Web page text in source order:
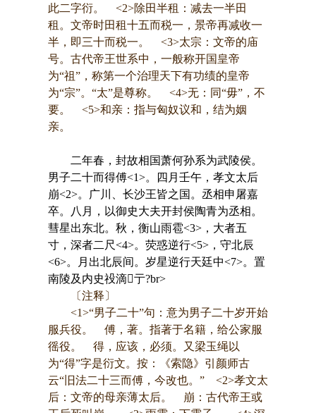
此二字衍。 <2>除田半租：减去一半田
租。文帝时田租十五而税一，景帝再减收一
半，即三十而税一。 <3>太宗：文帝的庙
号。古代帝王世系中，一般称开国皇帝
为“祖”，称第一个治理天下有功绩的皇帝
为“宗”。“太”是尊称。 <4>无：同“毋”，不
要。 <5>和亲：指与匈奴议和，结为姻
亲。
二年春，封故相国萧何孙系为武陵侯。
男子二十而得傅<1>。四月壬午，孝文太后
崩<2>。广川、长沙王皆之国。丞相申屠嘉
卒。八月，以御史大夫开封侯陶青为丞相。
彗星出东北。秋，衡山雨雹<3>，大者五
寸，深者二尺<4>。荧惑逆行<5>，守北辰
<6>。月出北辰间。岁星逆行天廷中<7>。置
南陵及内史祋滴亍?br>
〔注释〕
<1>“男子二十”句：意为男子二十岁开始
服兵役。 傅，著。指著于名籍，给公家服
徭役。 得，应该，必须。又梁玉绳以
为“得”字是衍文。按：《索隐》引颜师古
云“旧法二十三而傅，今改也。” <2>孝文太
后：文帝的母亲薄太后。 崩：古代帝王或